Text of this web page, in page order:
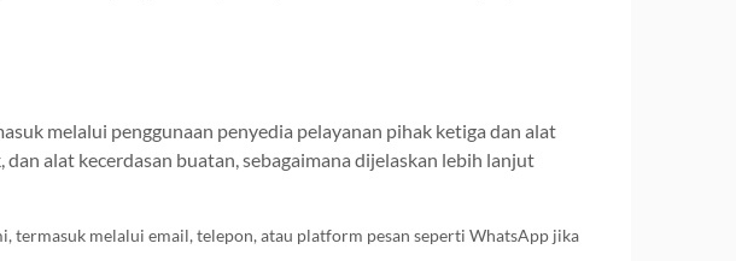
melalui penggunaan penyedia pelayanan pihak ketiga dan alat
alat kecerdasan buatan, sebagaimana dijelaskan lebih lanjut
termasuk melalui email, telepon, atau platform pesan seperti WhatsApp jika